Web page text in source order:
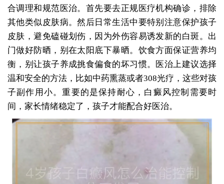
合调理和规范医治。首先要去正规医疗机构确诊，排除
其他类似皮肤病。然后日常生活中要特别注意保护孩子
皮肤，避免磕碰划伤，因为外伤容易诱发新的白斑。出
门做好防晒，别在太阳底下暴晒。饮食方面保证营养均
衡，别让孩子养成挑食偏食的坏习惯。医治上建议选择
温和安全的方法，比如中药熏蒸或者308光疗，这些对孩
子副作用小。重要的是保持耐心，白癜风控制需要时
间，家长情绪稳定了，孩子才能配合好医治。